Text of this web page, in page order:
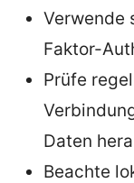
Verwende
Faktor-
Prüfe
Daten
Beachte